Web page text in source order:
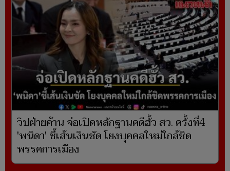
วิปฝ่ายค้าน จ่อเปิดหลักฐานคดีฮั้ว สว. ครั้งที่4
'พนิดา' ชี้เส้นเงินชัด โยงบุคคลใหม่ใกล้ชิด
พรรคการเมือง